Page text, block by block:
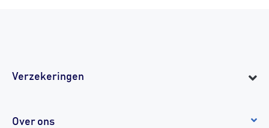
Verzekeringen
Over ons